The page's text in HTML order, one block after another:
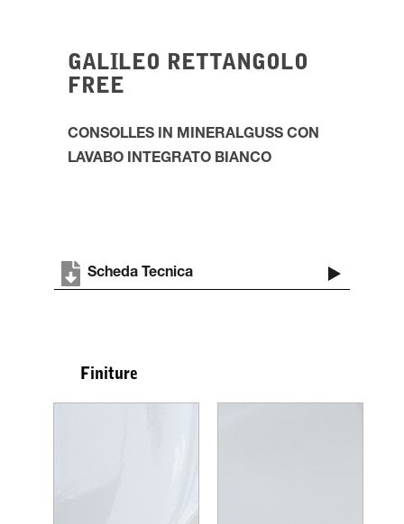
GALILEO RETTANGOLO
FREE
CONSOLLES IN MINERALGUSS CON
LAVABO INTEGRATO BIANCO
Scheda Tecnica
Finiture